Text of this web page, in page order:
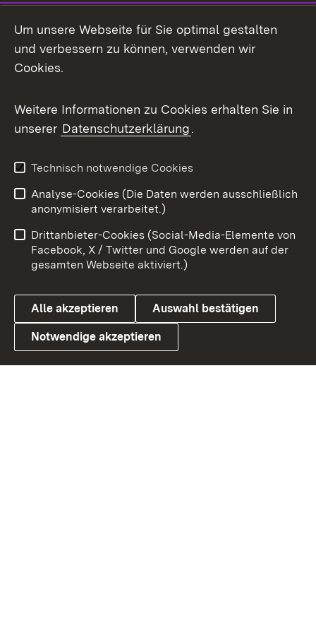
Facebook
X / Twitter
Youtube
Link zum Landesportal
Impressum
Kontakt
Barrierefreiheit
Datenschutz
Cookies
Um unsere Webseite für Sie optimal gestalten
und verbessern zu können, verwenden wir
Cookies.
Weitere Informationen zu Cookies erhalten Sie in
unserer Datenschutzerklärung.
Technisch notwendige Cookies
Analyse-Cookies (Die Daten werden ausschließlich
anonymisiert verarbeitet.)
Drittanbieter-Cookies (Social-Media-Elemente von
Facebook, X / Twitter und Google werden auf der
gesamten Webseite aktiviert.)
Alle akzeptieren Auswahl bestätigen
Notwendige akzeptieren